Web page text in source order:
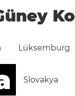
Lüksemburg
Slovakya